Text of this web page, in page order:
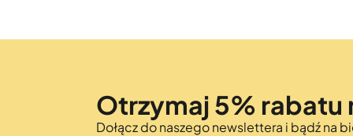
Otrzymaj 5% rabatu
Dołącz do naszego newslettera i bądź na